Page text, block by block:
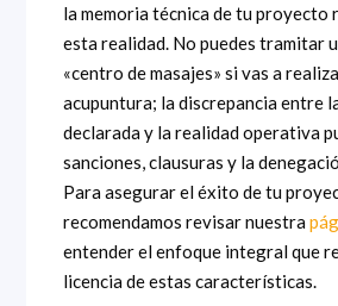
la memoria técnica de tu proyecto
esta realidad. No puedes tramitar
«centro de masajes» si vas a
acupuntura; la discrepancia entre
declarada y la realidad operativa
sanciones, clausuras y la
Para asegurar el éxito de tu
recomendamos revisar nuestra
entender el enfoque integral que
licencia de estas características.